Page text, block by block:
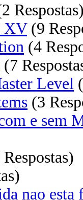
XV(9
(4
(7
Level
(3
e sem
nao esta